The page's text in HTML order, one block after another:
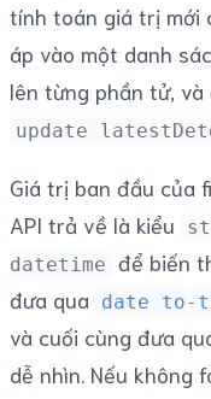
tính toán giá trị mới
áp vào một danh
lên từng phần tử, và
update
Giá trị ban đầu của
API trả về là kiểu
datetime để biến
đưa qua
date to-
và cuối cùng đưa
dễ nhìn. Nếu không